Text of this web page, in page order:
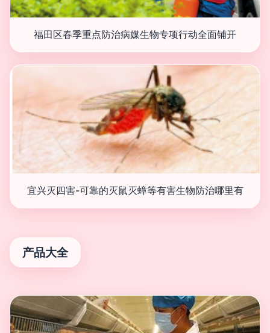
福田区春季重点防治病媒生物专项行动全面铺开
宜兴灭四害-可靠的灭鼠灭蟑等有害生物防治哪里有
产品大全